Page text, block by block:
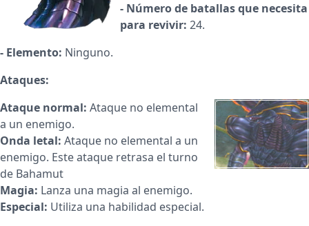
- Número de batallas que necesita
para revivir: 24.
- Elemento: Ninguno.
Ataques:
Ataque normal: Ataque no elemental
a un enemigo.
Onda letal: Ataque no elemental a un
enemigo. Este ataque retrasa el turno
de Bahamut
Magia: Lanza una magia al enemigo.
Especial: Utiliza una habilidad especial.